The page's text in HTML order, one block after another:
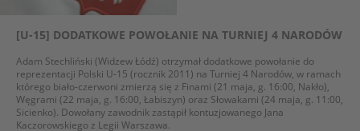
[U-15] DODATKOWE POWOŁANIE NA TURNIEJ 4 NARODÓW
Adam Stechliński (Widzew Łódź) otrzymał dodatkowe powołanie do
reprezentacji Polski U-15 (rocznik 2011) na Turniej 4 Narodów, w ramach
którego biało-czerwoni zmierzą się z Finami (21 maja, g. 16:00, Nakło),
Węgrami (22 maja, g. 16:00, Łabiszyn) oraz Słowakami (24 maja, g. 11:00,
Sicienko). Dowołany zawodnik zastąpił kontuzjowanego Jana
Kaczorowskiego z Legii Warszawa.